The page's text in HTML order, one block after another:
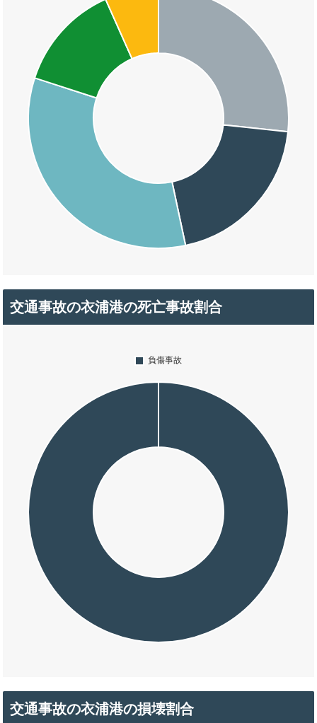
交通事故の衣浦港の死亡事故割合
交通事故の衣浦港の損壊割合